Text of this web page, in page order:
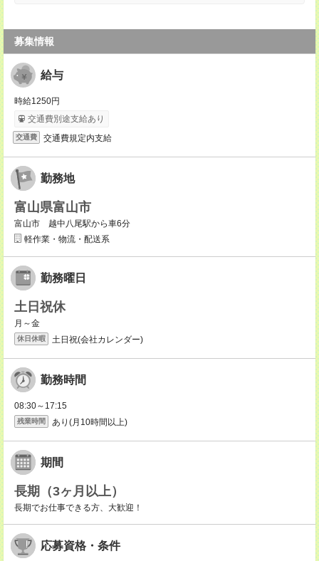
募集情報
給与
時給1250円
交通費別途支給あり
交通費 交通費規定内支給
勤務地
富山県富山市
富山市 越中八尾駅から車6分
軽作業・物流・配送系
勤務曜日
土日祝休
月～金
休日休暇 土日祝(会社カレンダー)
勤務時間
08:30～17:15
残業時間 あり(月10時間以上)
期間
長期（3ヶ月以上）
長期でお仕事できる方、大歓迎！
応募資格・条件